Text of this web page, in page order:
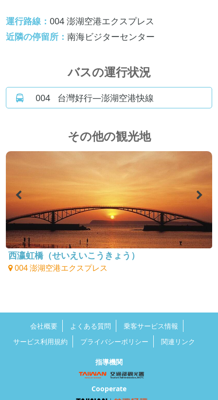
運行路線： 004 澎湖空港エクスプレス
近隣の停留所： 南海ビジターセンター
バスの運行状況
004 台灣好行—澎湖空港快線
その他の観光地
西瀛虹橋（せいえいこうきょう）
004 澎湖空港エクスプレス
会社概要 よくある質問
乗客サービス情報
サービス利用規約
プライバシーポリシー 関連リンク
指導機関
Cooperate